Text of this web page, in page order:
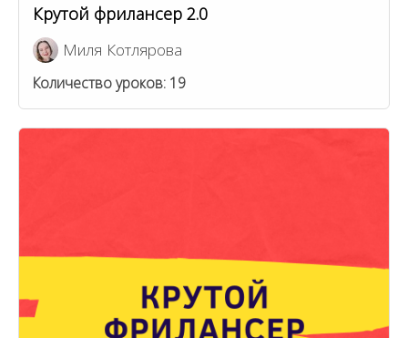
Крутой фрилансер 2.0
Миля Котлярова
Количество уроков: 19